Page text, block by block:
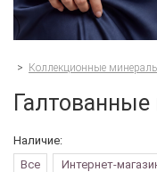
> Коллекционные
Наличие:
Все
Интернет-